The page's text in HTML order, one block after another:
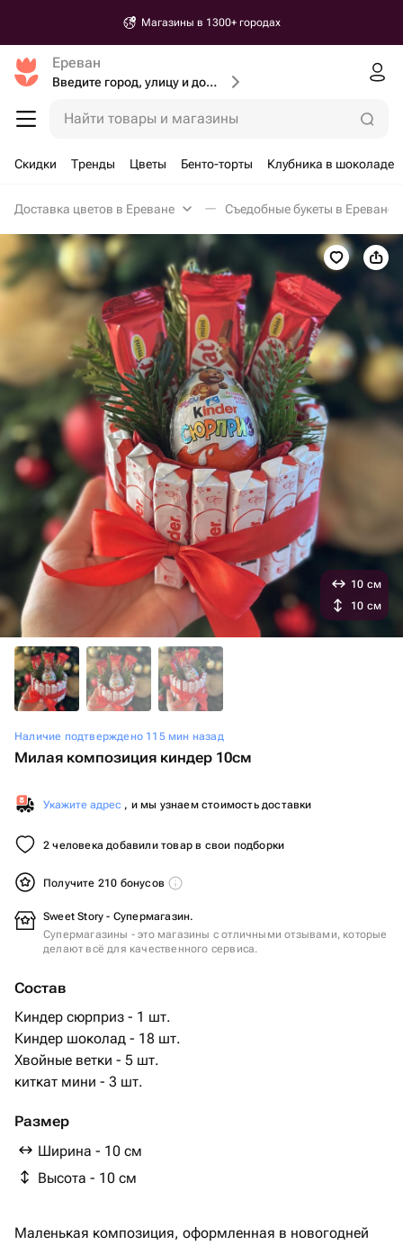
Магазины в 1300+ городах
Ереван
Введите город, улицу и дом доставки
Найти товары и магазины
Скидки Тренды Цветы Бенто-торты Клубника в шоколаде
Доставка цветов в Ереване Съедобные букеты в Ереване
Наличие подтверждено 115 мин назад
Милая композиция киндер 10см
Укажите адрес , и мы узнаем стоимость доставки
2 человека добавили товар в свои подборки
Получите 210 бонусов
Sweet Story - Супермагазин.
Супермагазины - это магазины с отличными отзывами, которые
делают всё для качественного сервиса.
Состав
Киндер сюрприз - 1 шт.
Киндер шоколад - 18 шт.
Хвойные ветки - 5 шт.
киткат мини - 3 шт.
Размер
Ширина - 10 см
Высота - 10 см
10 см
10 см
Маленькая композиция, оформленная в новогодней